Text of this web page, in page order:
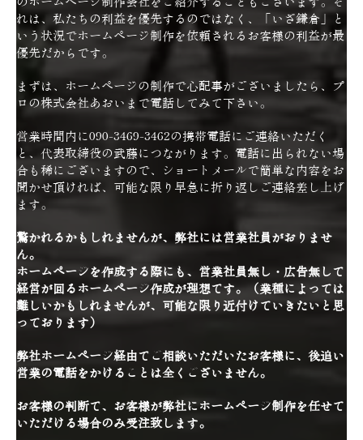
れは、私たちの利益を優先するのではなく、「いざ鎌倉」と
いう状況でホームページ制作を依頼されるお客様の利益が最
優先だからです。
まずは、ホームページの制作で心配事がございましたら、プ
ロの株式会社あおいまで電話してみて下さい。
営業時間内に090-3469-3462の携帯電話にご連絡いただく
と、代表取締役の武藤につながります。電話に出られない場
合も稀にございますので、ショートメールで簡単な内容をお
聞かせ頂ければ、可能な限り早急に折り返しご連絡差し上げ
ます。
驚かれるかもしれませんが、弊社には営業社員がおりませ
ん。
ホームページを作成する際にも、営業社員無し・広告無しで
経営が回るホームページ作成が理想です。（業種によっては
難しいかもしれませんが、可能な限り近付けていきたいと思
っております）
弊社ホームページ経由でご相談いただいたお客様に、後追い
営業の電話をかけることは全くございません。
お客様の判断で、お客様が弊社にホームページ制作を任せて
いただける場合のみ受注致します。